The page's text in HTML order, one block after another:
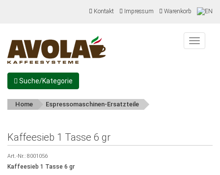
Kontakt Impressum Warenkorb
Menu
Suche/Kategorie
Home Espressomaschinen-Ersatzteile
Kaffeesieb 1 Tasse 6 gr
Art.-Nr.: 8001056
Kaffeesieb 1 Tasse 6 gr